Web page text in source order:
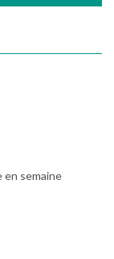
en semaine